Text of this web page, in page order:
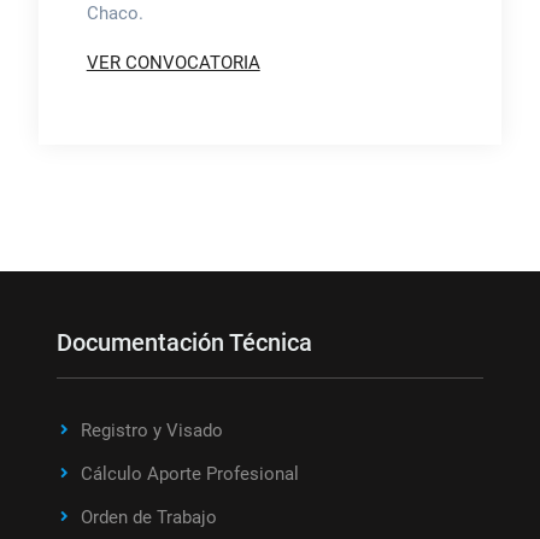
Chaco.
VER CONVOCATORIA
Documentación Técnica
Registro y Visado
Cálculo Aporte Profesional
Orden de Trabajo